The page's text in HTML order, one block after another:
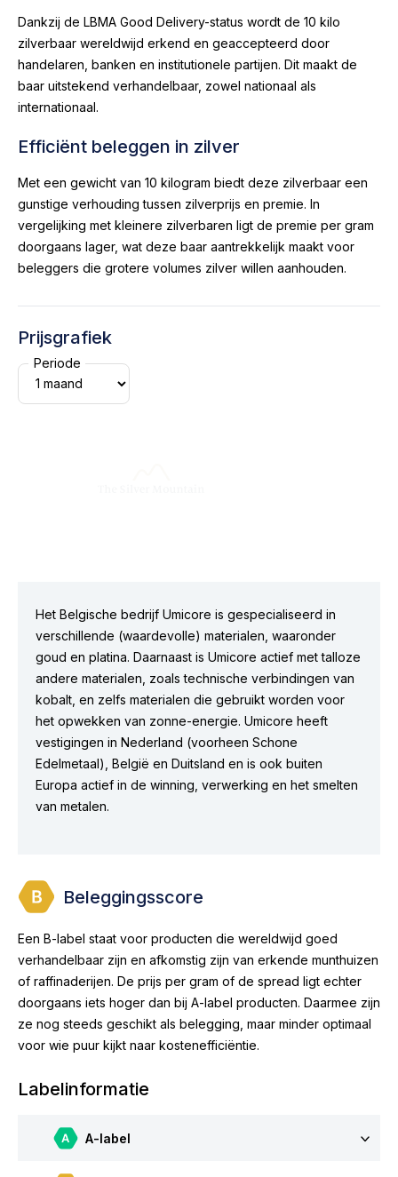
Dankzij de LBMA Good Delivery-status wordt de 10 kilo
zilverbaar wereldwijd erkend en geaccepteerd door
handelaren, banken en institutionele partijen. Dit maakt de
baar uitstekend verhandelbaar, zowel nationaal als
internationaal.
Efficiënt beleggen in zilver
Met een gewicht van 10 kilogram biedt deze zilverbaar een
gunstige verhouding tussen zilverprijs en premie. In
vergelijking met kleinere zilverbaren ligt de premie per gram
doorgaans lager, wat deze baar aantrekkelijk maakt voor
beleggers die grotere volumes zilver willen aanhouden.
Prijsgrafiek
Periode
Het Belgische bedrijf Umicore is gespecialiseerd in
verschillende (waardevolle) materialen, waaronder
goud en platina. Daarnaast is Umicore actief met talloze
andere materialen, zoals technische verbindingen van
kobalt, en zelfs materialen die gebruikt worden voor
het opwekken van zonne-energie. Umicore heeft
vestigingen in Nederland (voorheen Schone
Edelmetaal), België en Duitsland en is ook buiten
Europa actief in de winning, verwerking en het smelten
van metalen.
Beleggingsscore
Een B-label staat voor producten die wereldwijd goed
verhandelbaar zijn en afkomstig zijn van erkende munthuizen
of raffinaderijen. De prijs per gram of de spread ligt echter
doorgaans iets hoger dan bij A-label producten. Daarmee zijn
ze nog steeds geschikt als belegging, maar minder optimaal
voor wie puur kijkt naar kostenefficiëntie.
Labelinformatie
A-label